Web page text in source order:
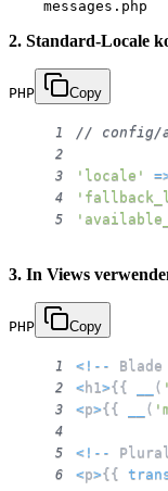
2. Standard-Locale
PHP Copy
1 // config/
2
3
'locale'
4
5
3. In Views
PHP Copy
1 < ! -- Blade
2 <h1>{{ (
3 <p>{{ (
4
5
< ! --
6 <p>{{